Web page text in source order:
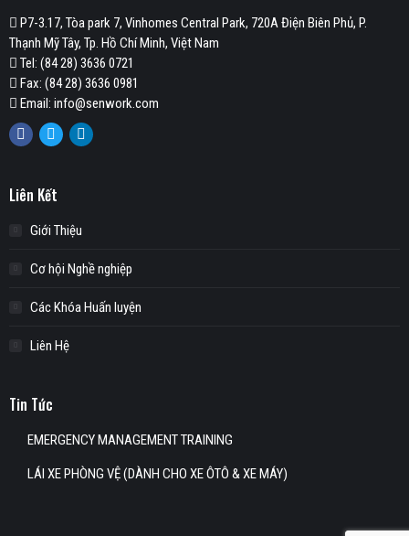
P7-3.17, Tòa park 7, Vinhomes Central Park, 720A Điện Biên Phủ, P.
Thạnh Mỹ Tây, Tp. Hồ Chí Minh, Việt Nam
Tel: (84 28) 3636 0721
Fax: (84 28) 3636 0981
Email: info@senwork.com
Facebook
TwitterLinkedin
Liên Kết
Giới Thiệu
Cơ hội Nghề nghiệp
Các Khóa Huấn luyện
Liên Hệ
Tin Tức
EMERGENCY MANAGEMENT TRAINING
LÁI XE PHÒNG VỆ (DÀNH CHO XE ÔTÔ & XE MÁY)